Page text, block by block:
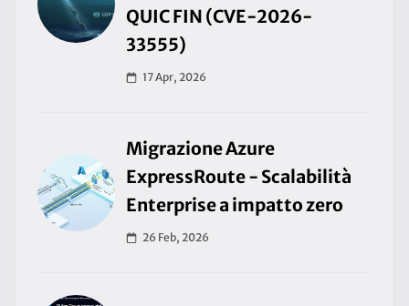
QUIC FIN (CVE-2026-
33555)
17 Apr, 2026
Migrazione Azure
ExpressRoute - Scalabilità
Enterprise a impatto zero
26 Feb, 2026